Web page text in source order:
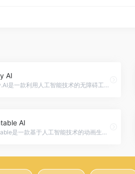
AI
Equally.AI是一款利用人工智能技术的无障碍工具，帮助网站和应用程序提供无障碍的访问体验，包括自动检测和修复无障碍问题、语音识别和屏幕阅读器支持以及自定义无障碍设置。，Equally AI官网入口网址
AI
Animatable是一款基于人工智能技术的动画生成平台，用户可以将视频转化为引人入胜的动画，满足商业使用需求，快速生成，满足创意需求，Animatable AI官网入口网址